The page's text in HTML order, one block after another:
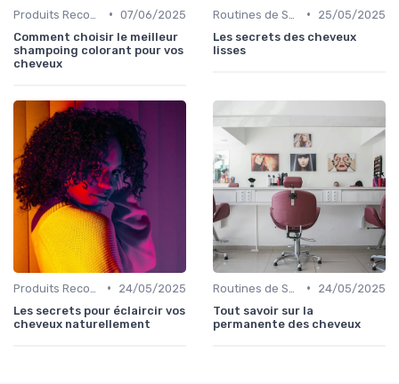
• 07/06/2025
Comment choisir le meilleur
shampoing colorant pour vos
cheveux
•
25/05/2025
Les secrets des cheveux
lisses
•
24/05/2025
Les secrets pour éclaircir vos
cheveux naturellement
•
24/05/2025
Tout savoir sur la
permanente des cheveux